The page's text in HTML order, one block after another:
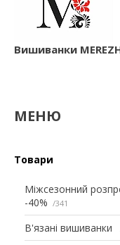
Вишиванки
Товари
Міжсезонний
-40%
341
В'язані вишиванки